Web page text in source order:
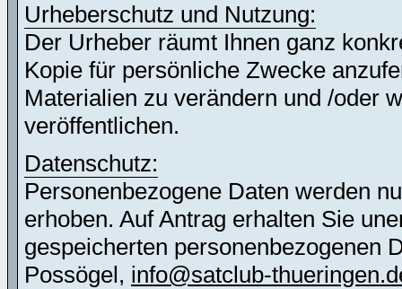
Urheberschutz und Nutzung:
Der Urheber räumt Ihnen ganz
Kopie für persönliche Zwecke
Materialien zu verändern und /oder
veröffentlichen.
Datenschutz:
Personenbezogene Daten werden
erhoben. Auf Antrag erhalten Sie
gespeicherten personenbezogenen
Possögel, info@satclub-